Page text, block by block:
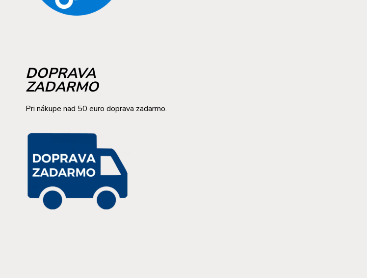
DOPRAVA
ZADARMO
Pri nákupe nad 50 euro doprava zadarmo.